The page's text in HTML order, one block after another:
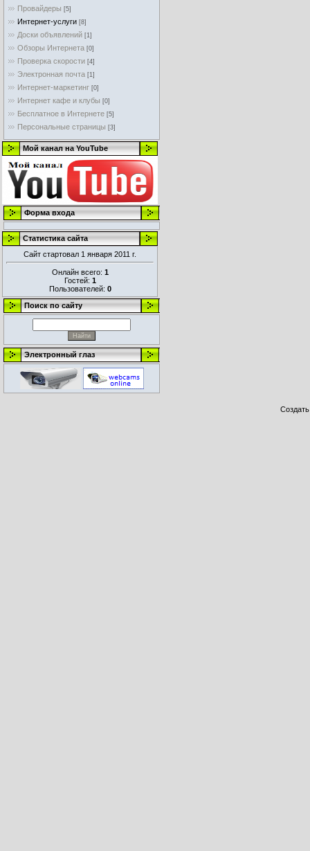
Провайдеры [5]
Интернет-услуги [8]
Доски объявлений [1]
Обзоры Интернета [0]
Проверка скорости [4]
Электронная почта [1]
Интернет-маркетинг [0]
Интернет кафе и клубы [0]
Бесплатное в Интернете [5]
Персональные страницы [3]
Мой канал на YouTube
Форма входа
Статистика сайта
Сайт стартовал 1 января 2011 г.
Онлайн всего: 1
Гостей: 1
Пользователей: 0
Поиск по сайту
Электронный глаз